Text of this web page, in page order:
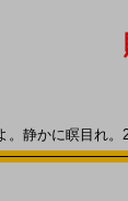
。静かに瞑目れ